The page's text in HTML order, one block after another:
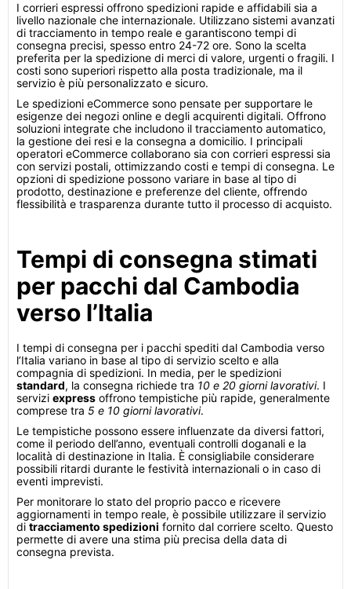
I corrieri espressi offrono spedizioni rapide e affidabili sia a
livello nazionale che internazionale. Utilizzano sistemi avanzati
di tracciamento in tempo reale e garantiscono tempi di
consegna precisi, spesso entro 24-72 ore. Sono la scelta
preferita per la spedizione di merci di valore, urgenti o fragili. I
costi sono superiori rispetto alla posta tradizionale, ma il
servizio è più personalizzato e sicuro.
Le spedizioni eCommerce sono pensate per supportare le
esigenze dei negozi online e degli acquirenti digitali. Offrono
soluzioni integrate che includono il tracciamento automatico,
la gestione dei resi e la consegna a domicilio. I principali
operatori eCommerce collaborano sia con corrieri espressi sia
con servizi postali, ottimizzando costi e tempi di consegna. Le
opzioni di spedizione possono variare in base al tipo di
prodotto, destinazione e preferenze del cliente, offrendo
flessibilità e trasparenza durante tutto il processo di acquisto.
Tempi di consegna stimati
per pacchi dal Cambodia
verso l’Italia
I tempi di consegna per i pacchi spediti dal Cambodia verso
l’Italia variano in base al tipo di servizio scelto e alla
compagnia di spedizioni. In media, per le spedizioni
standard, la consegna richiede tra 10 e 20 giorni lavorativi. I
servizi express offrono tempistiche più rapide, generalmente
comprese tra 5 e 10 giorni lavorativi.
Le tempistiche possono essere influenzate da diversi fattori,
come il periodo dell’anno, eventuali controlli doganali e la
località di destinazione in Italia. È consigliabile considerare
possibili ritardi durante le festività internazionali o in caso di
eventi imprevisti.
Per monitorare lo stato del proprio pacco e ricevere
aggiornamenti in tempo reale, è possibile utilizzare il servizio
di tracciamento spedizioni fornito dal corriere scelto. Questo
permette di avere una stima più precisa della data di
consegna prevista.